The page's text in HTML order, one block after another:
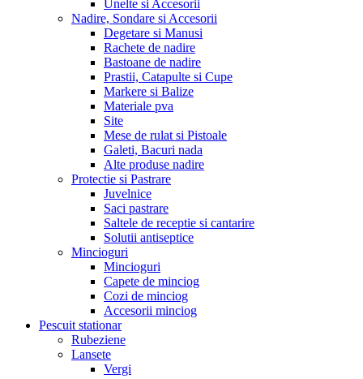
Unelte si Accesorii
Nadire, Sondare si Accesorii
Degetare si Manusi
Rachete de nadire
Bastoane de nadire
Prastii, Catapulte si Cupe
Markere si Balize
Materiale pva
Site
Mese de rulat si Pistoale
Galeti, Bacuri nada
Alte produse nadire
Protectie si Pastrare
Juvelnice
Saci pastrare
Saltele de receptie si cantarire
Solutii antiseptice
Mincioguri
Mincioguri
Capete de minciog
Cozi de minciog
Accesorii minciog
Pescuit stationar
Rubeziene
Lansete
Vergi